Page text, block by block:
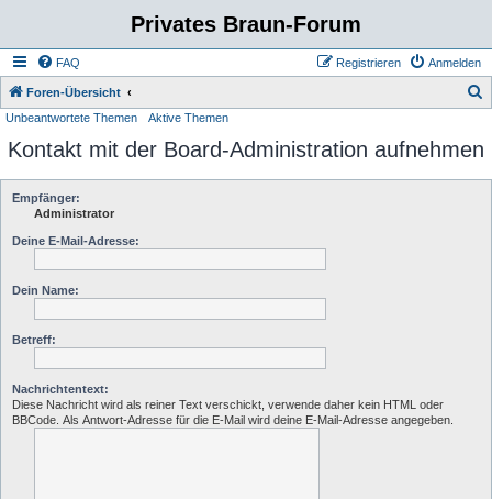
Privates Braun-Forum
FAQ Anmelden
Registrieren
Foren-Übersicht
Unbeantwortete Themen Aktive Themen
Kontakt mit der Board-Administration aufnehmen
Empfänger:
Administrator
Deine E-Mail-Adresse:
Dein Name:
Betreff:
Nachrichtentext:
Diese Nachricht wird als reiner Text verschickt, verwende daher kein HTML oder
BBCode. Als Antwort-Adresse für die E-Mail wird deine E-Mail-Adresse angegeben.